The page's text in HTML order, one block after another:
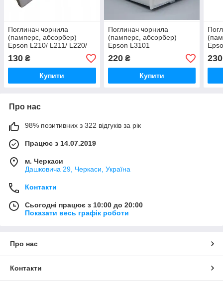
Поглинач чорнила
(памперс, абсорбер)
Epson L210/ L211/ L220/
L222
130 ₴
Купити
Поглинач чорнила
(памперс, абсорбер)
Epson L3101
220₴
Купити
230
Про нас
98% позитивних з 322 відгуків за рік
Працює з 14.07.2019
м. Черкаси
Дашковича 29, Черкаси, Україна
Контакти
Сьогодні працює з 10:00 до 20:00
Показати весь графік роботи
Про нас
Контакти